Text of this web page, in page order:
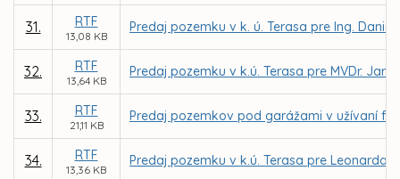
31. RTF
13,08 KB
Predaj pozemku v k. ú. Terasa pre Ing.
32. RTF
13,64 KB
Predaj pozemku v k.ú. Terasa pre MVDr.
33. RTF
21,11 KB
Predaj pozemkov pod garážami v užívaní
34. RTF
13,36 KB
Predaj pozemku v k.ú. Terasa pre Leonarda